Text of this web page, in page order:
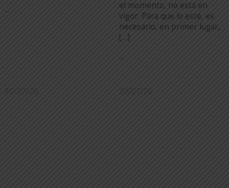
...
el momento, no está en
vigor. Para que lo esté, es
necesario, en primer lugar,
[…]
...
30/07/26 20/07/26